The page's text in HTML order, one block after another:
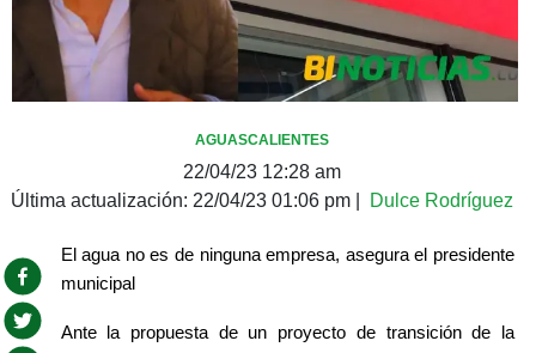
AGUASCALIENTES
22/04/23 12:28 am
Última actualización: 22/04/23 01:06 pm Dulce Rodríguez
El agua no es de ninguna empresa, asegura el presidente
municipal
Ante la propuesta de un proyecto de transición de la